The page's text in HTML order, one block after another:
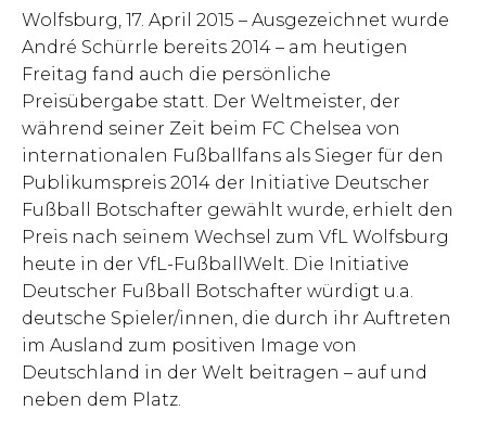
Wolfsburg, 17. April 2015 – Ausgezeichnet wurde
André Schürrle bereits 2014 – am heutigen
Freitag fand auch die persönliche
Preisübergabe statt. Der Weltmeister, der
während seiner Zeit beim FC Chelsea von
internationalen Fußballfans als Sieger für den
Publikumspreis 2014 der Initiative Deutscher
Fußball Botschafter gewählt wurde, erhielt den
Preis nach seinem Wechsel zum VfL Wolfsburg
heute in der VfL-FußballWelt. Die Initiative
Deutscher Fußball Botschafter würdigt u.a.
deutsche Spieler/innen, die durch ihr Auftreten
im Ausland zum positiven Image von
Deutschland in der Welt beitragen – auf und
neben dem Platz.